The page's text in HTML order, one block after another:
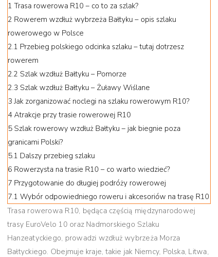
1 Trasa rowerowa R10 – co to za szlak?
2 Rowerem wzdłuż wybrzeża Bałtyku – opis szlaku
rowerowego w Polsce
2.1 Przebieg polskiego odcinka szlaku – tutaj dotrzesz
rowerem
2.2 Szlak wzdłuż Bałtyku – Pomorze
2.3 Szlak wzdłuż Bałtyku – Żuławy Wiślane
3 Jak zorganizować noclegi na szlaku rowerowym R10?
4 Atrakcje przy trasie rowerowej R10
5 Szlak rowerowy wzdłuż Bałtyku – jak biegnie poza
granicami Polski?
5.1 Dalszy przebieg szlaku
6 Rowerzysta na trasie R10 – co warto wiedzieć?
7 Przygotowanie do długiej podróży rowerowej
7.1 Wybór odpowiedniego roweru i akcesoriów na trasę R10
Trasa rowerowa R10, będąca częścią międzynarodowej
trasy EuroVelo 10 oraz Nadmorskiego Szlaku
Hanzeatyckiego, prowadzi wzdłuż wybrzeża Morza
Bałtyckiego. Obejmuje kraje, takie jak Niemcy, Polska, Litwa,